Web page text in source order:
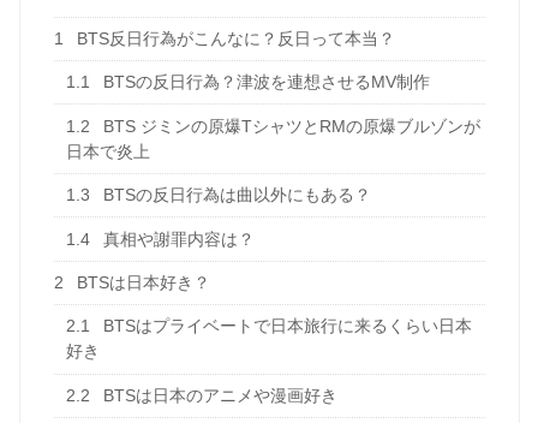
1 BTS反日行為がこんなに？反日って本当？
1.1 BTSの反日行為？津波を連想させるMV制作
1.2
BTS ジミンの原爆TシャツとRMの原爆ブルゾンが
日本で炎上
1.3 BTSの反日行為は曲以外にもある？
1.4 真相や謝罪内容は？
2 BTSは日本好き？
2.1
BTSはプライベートで日本旅行に来るくらい日本
好き
2.2 BTSは日本のアニメや漫画好き